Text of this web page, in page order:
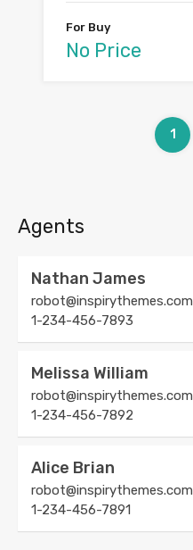
For Buy
No Price
1
Agents
Nathan James
robot@inspirythemes.com
1-234-456-7893
Melissa William
robot@inspirythemes.com
1-234-456-7892
Alice Brian
robot@inspirythemes.com
1-234-456-7891